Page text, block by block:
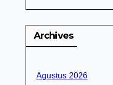
Archives
Agustus 2026